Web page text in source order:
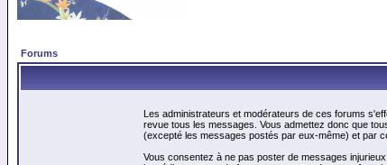
Forums
Les administrateurs et modérateurs de ces forums
revue tous les messages. Vous admettez donc que
(excepté les messages postés par eux-même) et par
Vous consentez à ne pas poster de messages